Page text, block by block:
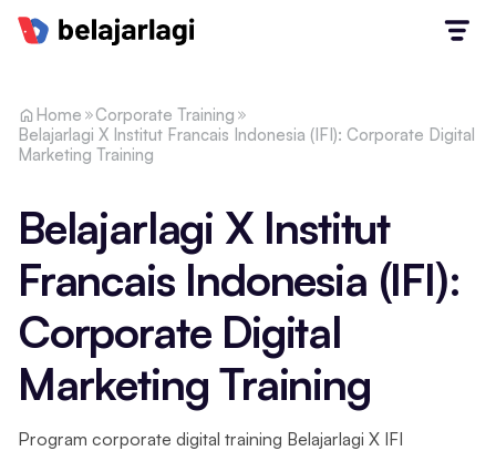
Home
Corporate Training
Belajarlagi X Institut Francais Indonesia (IFI): Corporate Digital
Marketing Training
Belajarlagi X Institut
Francais Indonesia (IFI):
Corporate Digital
Marketing Training
Program corporate digital training Belajarlagi X IFI